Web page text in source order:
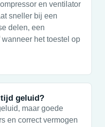
en ventilator
sneller bij een
delen, een
het toestel op
geluid?
maar goede
en correct vermogen